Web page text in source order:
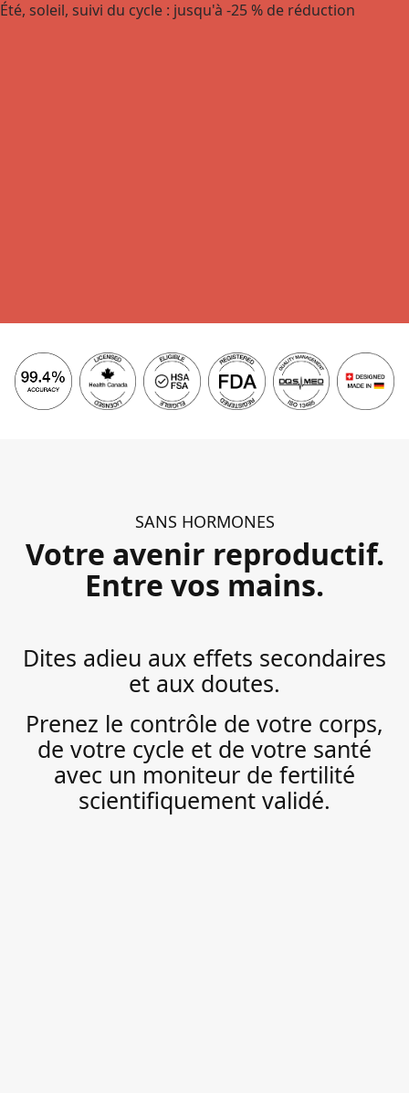
Été, soleil, suivi du cycle : jusqu'à -25 % de réduction
SANS HORMONES
Votre avenir reproductif.
Entre vos mains.
Dites adieu aux effets secondaires
et aux doutes.
Prenez le contrôle de votre corps,
de votre cycle et de votre santé
avec un moniteur de fertilité
scientifiquement validé.